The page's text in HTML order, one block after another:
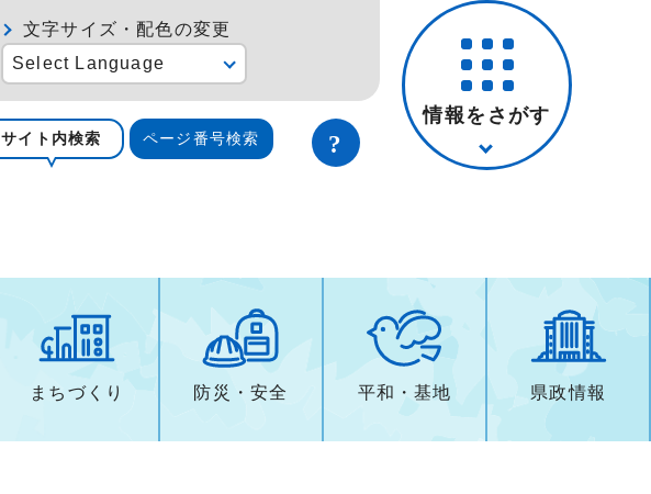
文字サイズ・配色の変更
Select Language
サイト内検索 ページ番号検索
情報をさがす
まちづくり 防災・安全 平和・基地 県政情報